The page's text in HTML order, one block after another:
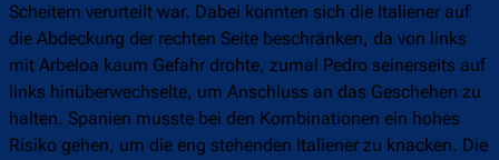
Scheitern verurteilt war. Dabei konnten sich die Italiener auf
die Abdeckung der rechten Seite beschränken, da von links
mit Arbeloa kaum Gefahr drohte, zumal Pedro seinerseits auf
links hinüberwechselte, um Anschluss an das Geschehen zu
halten. Spanien musste bei den Kombinationen ein hohes
Risiko gehen, um die eng stehenden Italiener zu knacken. Die